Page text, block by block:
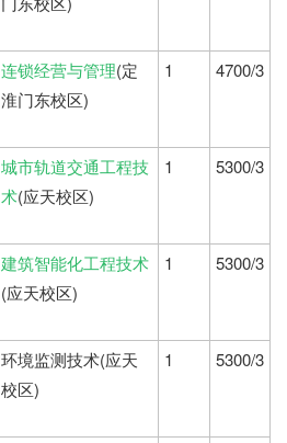
连锁经营与管理(定
淮门东校区)
1 4700/3
城市轨道交通工程技
术(应天校区)
1 5300/3
建筑智能化工程技术
(应天校区)
1 5300/3
环境监测技术(应天
校区)
1 5300/3